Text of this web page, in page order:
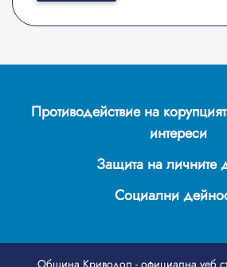
Противодействие на
интереси
Защита на личните
Социални